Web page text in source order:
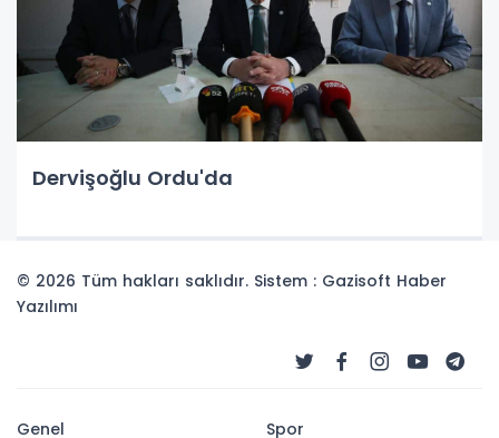
Dervişoğlu Ordu'da
© 2026 Tüm hakları saklıdır. Sistem : Gazisoft Haber
Yazılımı
Genel Spor